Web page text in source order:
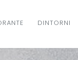
DINTORNI